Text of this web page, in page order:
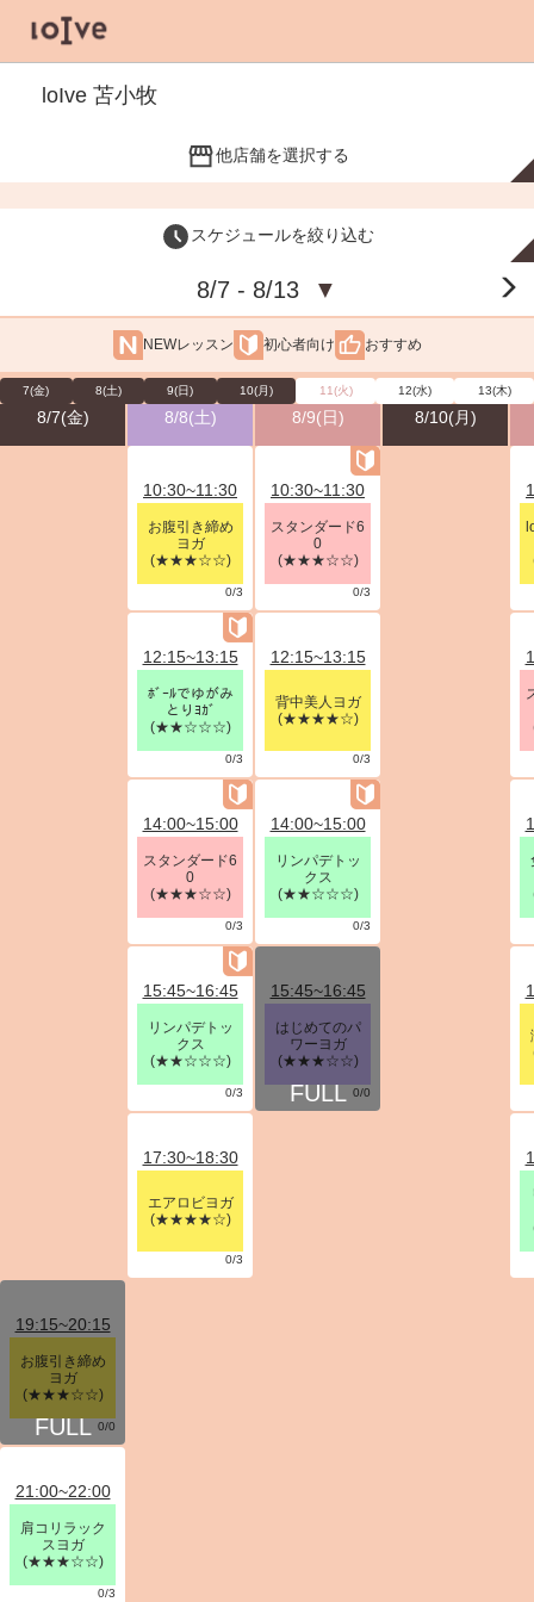
loIve 苫小牧
他店舗を選択する
スケジュールを絞り込む
8/7 - 8/13 ▼
NEWレッスン 初心者向け おすすめ
7(金) 8(土) 9(日) 10(月) 11(火) 12(水) 13(木)
8/7(金) 8/8(土) 8/9(日) 8/10(月)
10:30~11:30
お腹引き締め
ヨガ
(★★★☆☆)
0/3
10:30~11:30
スタンダード6
0
(★★★☆☆)
0/3
12:15~13:15
ﾎﾞｰﾙでゆがみ
とりﾖｶﾞ
(★★☆☆☆)
0/3
12:15~13:15
背中美人ヨガ
(★★★★☆)
0/3
14:00~15:00
スタンダード6
0
(★★★☆☆)
0/3
14:00~15:00
リンパデトッ
クス
(★★☆☆☆)
0/3
15:45~16:45
リンパデトッ
クス
(★★☆☆☆)
0/3
15:45~16:45
はじめてのパ
ワーヨガ
(★★★☆☆)
0/0
17:30~18:30
エアロビヨガ
(★★★★☆)
0/3
19:15~20:15
お腹引き締め
ヨガ
(★★★☆☆)
0/0
21:00~22:00
肩コリラック
スヨガ
(★★★☆☆)
0/3